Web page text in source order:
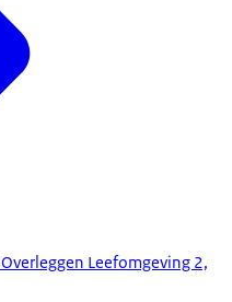
Leefomgeving 2,